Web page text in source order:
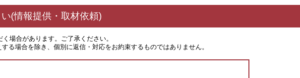
(情報提供・取材依頼)
場合があります。ご了承ください。
る場合を除き、個別に返信・対応をお約束するものではありません。